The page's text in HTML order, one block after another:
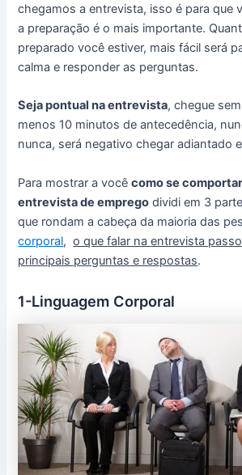
chegamos a entrevista, isso é para que
a preparação é o mais importante.
preparado você estiver, mais fácil será
calma e responder as perguntas.
Seja pontual na entrevista, chegue
menos 10 minutos de antecedência,
nunca, será negativo chegar adiantado
Para mostrar a vocêcomo se
entrevista de emprego dividi em 3
que rondam a cabeça da maioria das
corporal,o que falar naentrevista
principais perguntas e respostas.
1-Linguagem Corporal